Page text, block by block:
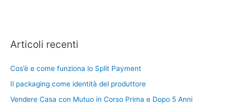
Articoli recenti
Cos’è e come funziona lo Split Payment
Il packaging come identità del produttore
Vendere Casa con Mutuo in Corso Prima e Dopo 5 Anni